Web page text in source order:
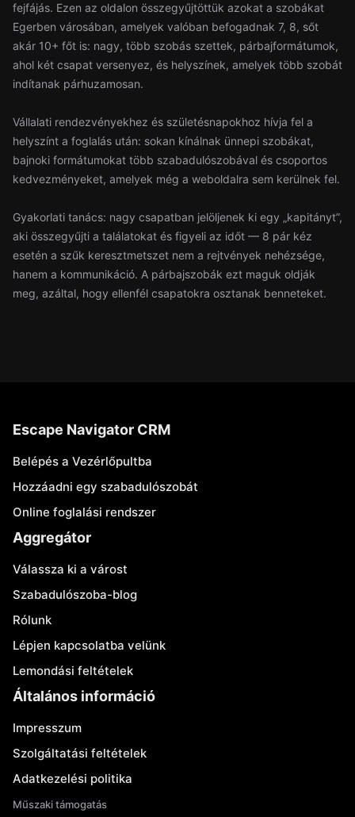
fejfájás. Ezen az oldalon összegyűjtöttük azokat a szobákat
Egerben városában, amelyek valóban befogadnak 7, 8, sőt
akár 10+ főt is: nagy, több szobás szettek, párbajformátumok,
ahol két csapat versenyez, és helyszínek, amelyek több szobát
indítanak párhuzamosan.
Vállalati rendezvényekhez és születésnapokhoz hívja fel a
helyszínt a foglalás után: sokan kínálnak ünnepi szobákat,
bajnoki formátumokat több szabadulószobával és csoportos
kedvezményeket, amelyek még a weboldalra sem kerülnek fel.
Gyakorlati tanács: nagy csapatban jelöljenek ki egy „kapitányt”,
aki összegyűjti a találatokat és figyeli az időt — 8 pár kéz
esetén a szűk keresztmetszet nem a rejtvények nehézsége,
hanem a kommunikáció. A párbajszobák ezt maguk oldják
meg, azáltal, hogy ellenfél csapatokra osztanak benneteket.
Escape Navigator CRM
Belépés a Vezérlőpultba
Hozzáadni egy szabadulószobát
Online foglalási rendszer
Aggregátor
Válassza ki a várost
Szabadulószoba-blog
Rólunk
Lépjen kapcsolatba velünk
Lemondási feltételek
Általános információ
Impresszum
Szolgáltatási feltételek
Adatkezelési politika
Műszaki támogatás